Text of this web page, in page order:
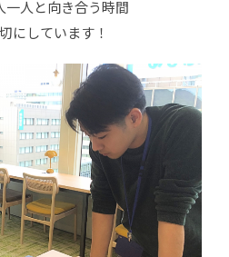
一人と向き合う時間
にしています！